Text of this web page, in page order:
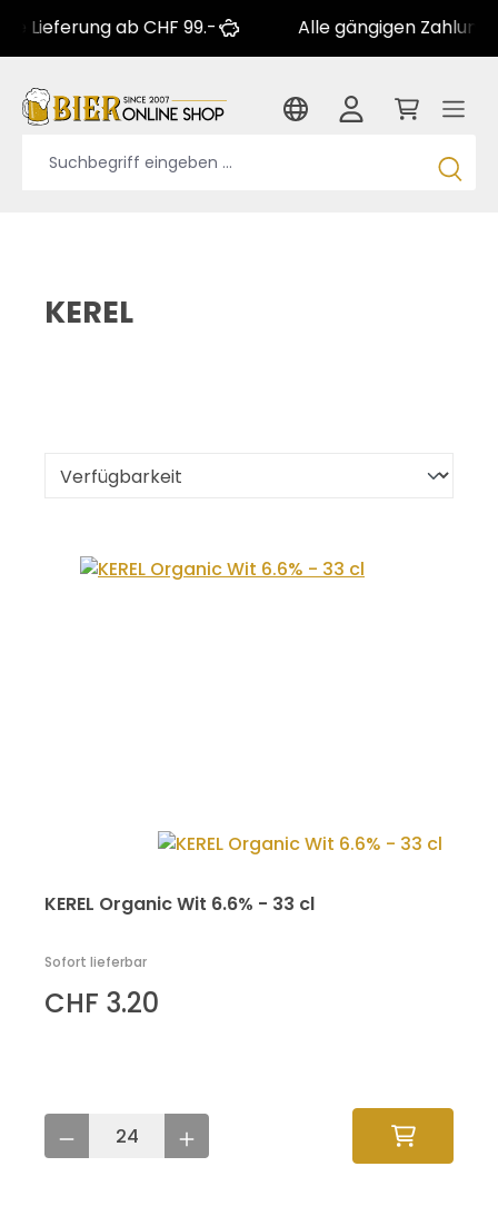
ab CHF 99.- Alle gängigen Zahlungsarten
KEREL
KEREL Organic Wit 6.6% - 33 cl
Sofort lieferbar
CHF 3.20